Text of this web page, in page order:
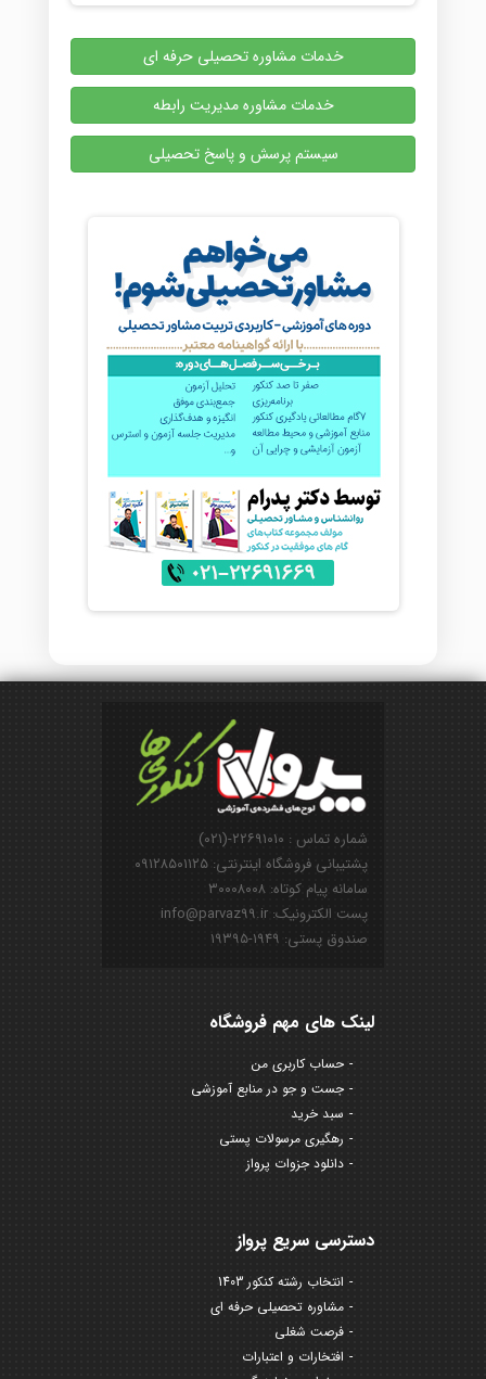
خدمات مشاوره تحصیلی حرفه ای
خدمات مشاوره مدیریت رابطه
سیستم پرسش و پاسخ تحصیلی
شماره تماس : ۲۲۶۹۱۰۱۰-(۰۲۱)
پشتیبانی فروشگاه اینترنتی: ۰۹۱۲۸۵۰۱۱۲۵
سامانه پیام کوتاه: ۳۰۰۰۸۰۰۸
پست الکترونیک: info@parvaz99.ir
صندوق پستی: ۱۹۴۹-۱۹۳۹۵
لینک های مهم فروشگاه
حساب کاربری من
جست و جو در منابع آموزشی
سبد خرید
رهگیری مرسولات پستی
دانلود جزوات پرواز
دسترسی سریع پرواز
انتخاب رشته کنکور 1403
مشاوره تحصیلی حرفه ای
فرصت شغلی
افتخارات و اعتبارات